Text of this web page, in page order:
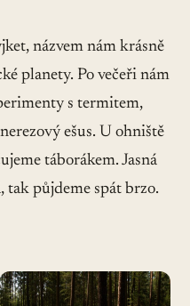
názvem nám krásně
planety. Po večeři nám
s termitem,
ešus. U ohniště
táborákem. Jasná
tak půjdeme spát brzo.